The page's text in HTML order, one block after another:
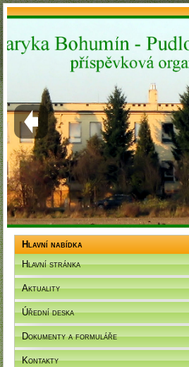
Hlavní nabídka
Hlavní stránka
Aktuality
Úřední deska
Dokumenty a formuláře
Kontakty